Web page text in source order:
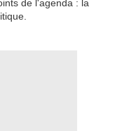
de l'agenda : la